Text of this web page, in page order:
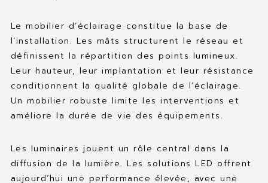
Le mobilier d’éclairage constitue la base de
l’installation. Les mâts structurent le réseau et
définissent la répartition des points lumineux.
Leur hauteur, leur implantation et leur résistance
conditionnent la qualité globale de l’éclairage.
Un mobilier robuste limite les interventions et
améliore la durée de vie des équipements.
Les luminaires jouent un rôle central dans la
diffusion de la lumière. Les solutions LED offrent
aujourd’hui une performance élevée, avec une